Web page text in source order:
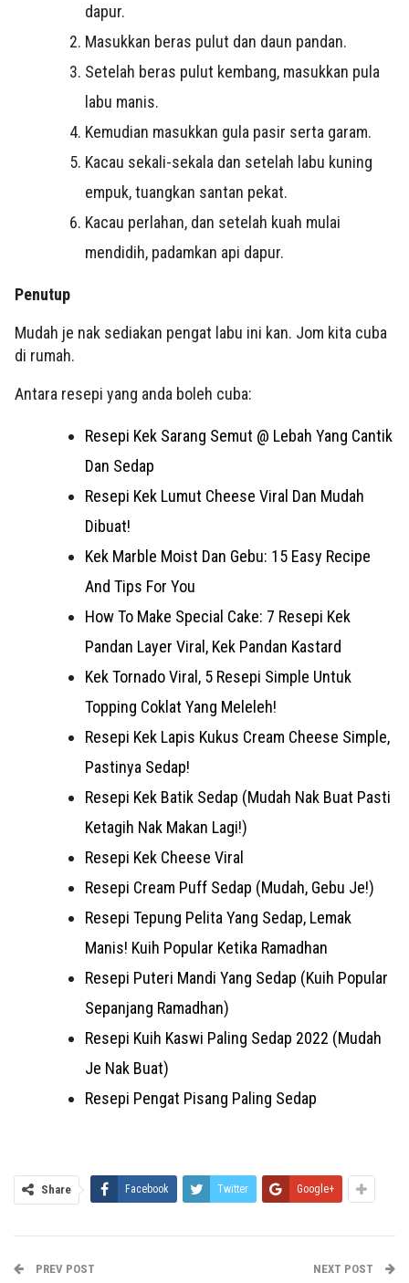
dapur.
Masukkan beras pulut dan daun pandan.
Setelah beras pulut kembang, masukkan pula
labu manis.
Kemudian masukkan gula pasir serta garam.
Kacau sekali-sekala dan setelah labu kuning
empuk, tuangkan santan pekat.
Kacau perlahan, dan setelah kuah mulai
mendidih, padamkan api dapur.
Penutup
Mudah je nak sediakan pengat labu ini kan. Jom kita cuba
di rumah.
Antara resepi yang anda boleh cuba:
Resepi Kek Sarang Semut @ Lebah Yang Cantik
Dan Sedap
Resepi Kek Lumut Cheese Viral Dan Mudah
Dibuat!
Kek Marble Moist Dan Gebu: 15 Easy Recipe
And Tips For You
How To Make Special Cake: 7 Resepi Kek
Pandan Layer Viral, Kek Pandan Kastard
Kek Tornado Viral, 5 Resepi Simple Untuk
Topping Coklat Yang Meleleh!
Resepi Kek Lapis Kukus Cream Cheese Simple,
Pastinya Sedap!
Resepi Kek Batik Sedap (Mudah Nak Buat Pasti
Ketagih Nak Makan Lagi!)
Resepi Kek Cheese Viral
Resepi Cream Puff Sedap (Mudah, Gebu Je!)
Resepi Tepung Pelita Yang Sedap, Lemak
Manis! Kuih Popular Ketika Ramadhan
Resepi Puteri Mandi Yang Sedap (Kuih Popular
Sepanjang Ramadhan)
Resepi Kuih Kaswi Paling Sedap 2022 (Mudah
Je Nak Buat)
Resepi Pengat Pisang Paling Sedap
Share Facebook Twitter Google+
PREV POST NEXT POST